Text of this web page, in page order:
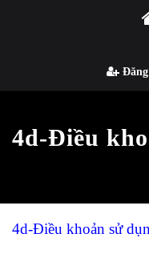
4d-Điều
4d-Điều khoản sử